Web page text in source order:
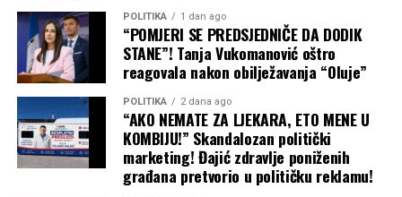
POLITIKA 1 dan ago
“POMJERI SE PREDSJEDNIČE DA DODIK
STANE”! Tanja Vukomanović oštro
reagovala nakon obilježavanja “Oluje”
POLITIKA 2 dana ago
“AKO NEMATE ZA LJEKARA, ETO MENE U
KOMBIJU!” Skandalozan politički
marketing! Đajić zdravlje poniženih
građana pretvorio u političku reklamu!